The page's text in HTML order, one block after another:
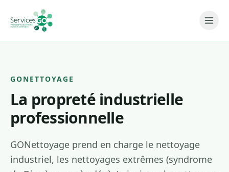
GONETTOYAGE
La propreté industrielle
professionnelle
GONettoyage prend en charge le nettoyage
industriel, les nettoyages extrêmes (syndrome